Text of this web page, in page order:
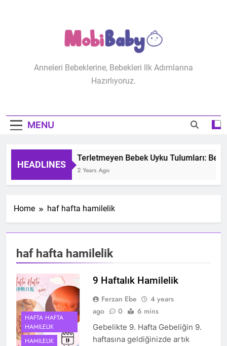
MobiBaby
Anneleri Bebeklerine, Bebekleri Ilk Adımlarına
Hazırlıyoruz.
MENU
HEADLINES
Terletmeyen Bebek Uyku Tulumları:
2 Years Ago
Home haf hafta hamilelik
haf hafta hamilelik
HAFTA HAFTA
HAMILELIK
HAMILELIK
9 Haftalık Hamilelik
Ferzan Ebe
4 years
ago
0 6 mins
Gebelikte 9. Hafta Gebeliğin 9.
haftasına geldiğinizde artık